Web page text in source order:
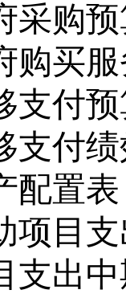
采购
购买
支付
支付
配置表
项目
支出